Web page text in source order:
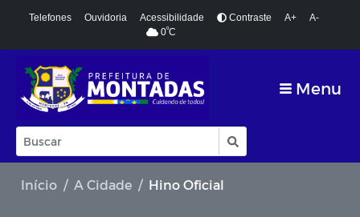
Telefones Ouvidoria Acessibilidade Contraste A+
A-
0ºC
Menu
Início A Cidade Hino Oficial